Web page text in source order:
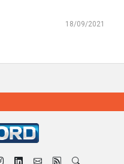
18/09/2021